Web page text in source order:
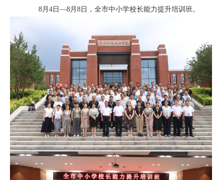
8月4日—8月8日，全市中小学校长能力提升培训班。